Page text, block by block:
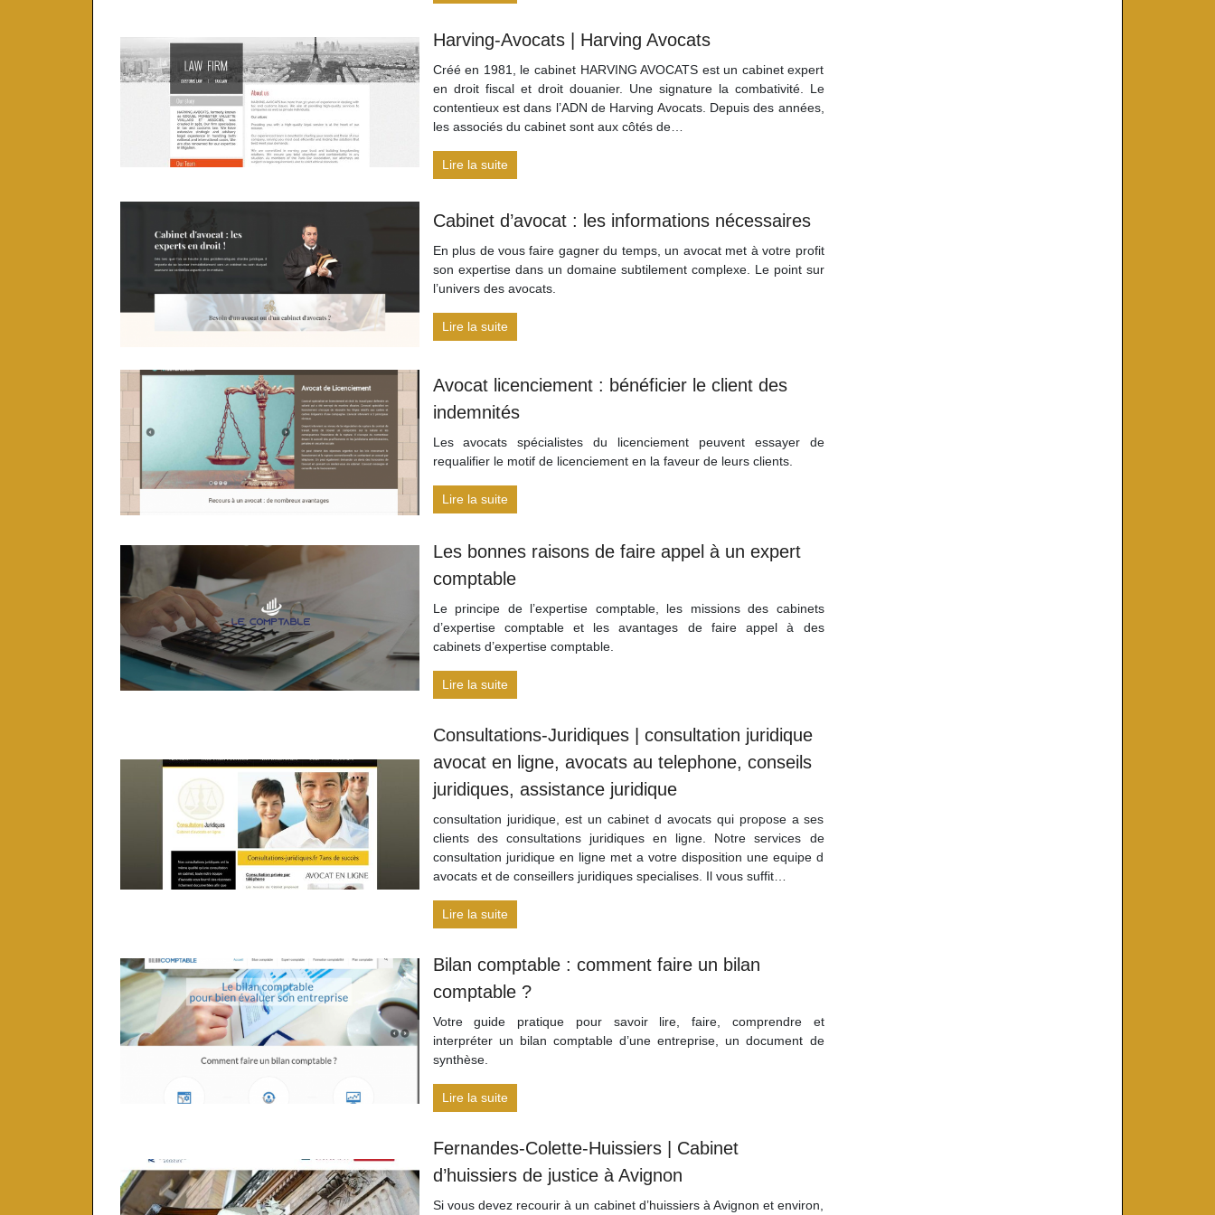
Harving-Avocats | Harving Avocats
Créé en 1981, le cabinet HARVING AVOCATS est un cabinet expert
en droit fiscal et droit douanier. Une signature la combativité. Le
contentieux est dans l’ADN de Harving Avocats. Depuis des années,
les associés du cabinet sont aux côtés de…
Lire la suite
Cabinet d’avocat : les informations nécessaires
En plus de vous faire gagner du temps, un avocat met à votre profit
son expertise dans un domaine subtilement complexe. Le point sur
l’univers des avocats.
Lire la suite
Avocat licenciement : bénéficier le client des
indemnités
Les avocats spécialistes du licenciement peuvent essayer de
requalifier le motif de licenciement en la faveur de leurs clients.
Lire la suite
Les bonnes raisons de faire appel à un expert
comptable
Le principe de l’expertise comptable, les missions des cabinets
d’expertise comptable et les avantages de faire appel à des
cabinets d’expertise comptable.
Lire la suite
Consultations-Juridiques | con­sul­ta­tion juridique
avocat en ligne, avocats au telephone, conseils
juridiques, assistance juridique
consultation juridique, est un cabinet d avocats qui propose a ses
clients des consultations juridiques en ligne. Notre services de
consultation juridique en ligne met a votre disposition une equipe d
avocats et de conseillers juridiques specialises. Il vous suffit…
Lire la suite
Bilan comptable : comment faire un bilan
comptable ?
Votre guide pratique pour savoir lire, faire, comprendre et
interpréter un bilan comptable d’une entreprise, un document de
synthèse.
Lire la suite
Fernandes-Colette-Huissiers | Cabinet
d’huissiers de justice à Avignon
Si vous devez recourir à un cabinet d’huissiers à Avignon et environ,